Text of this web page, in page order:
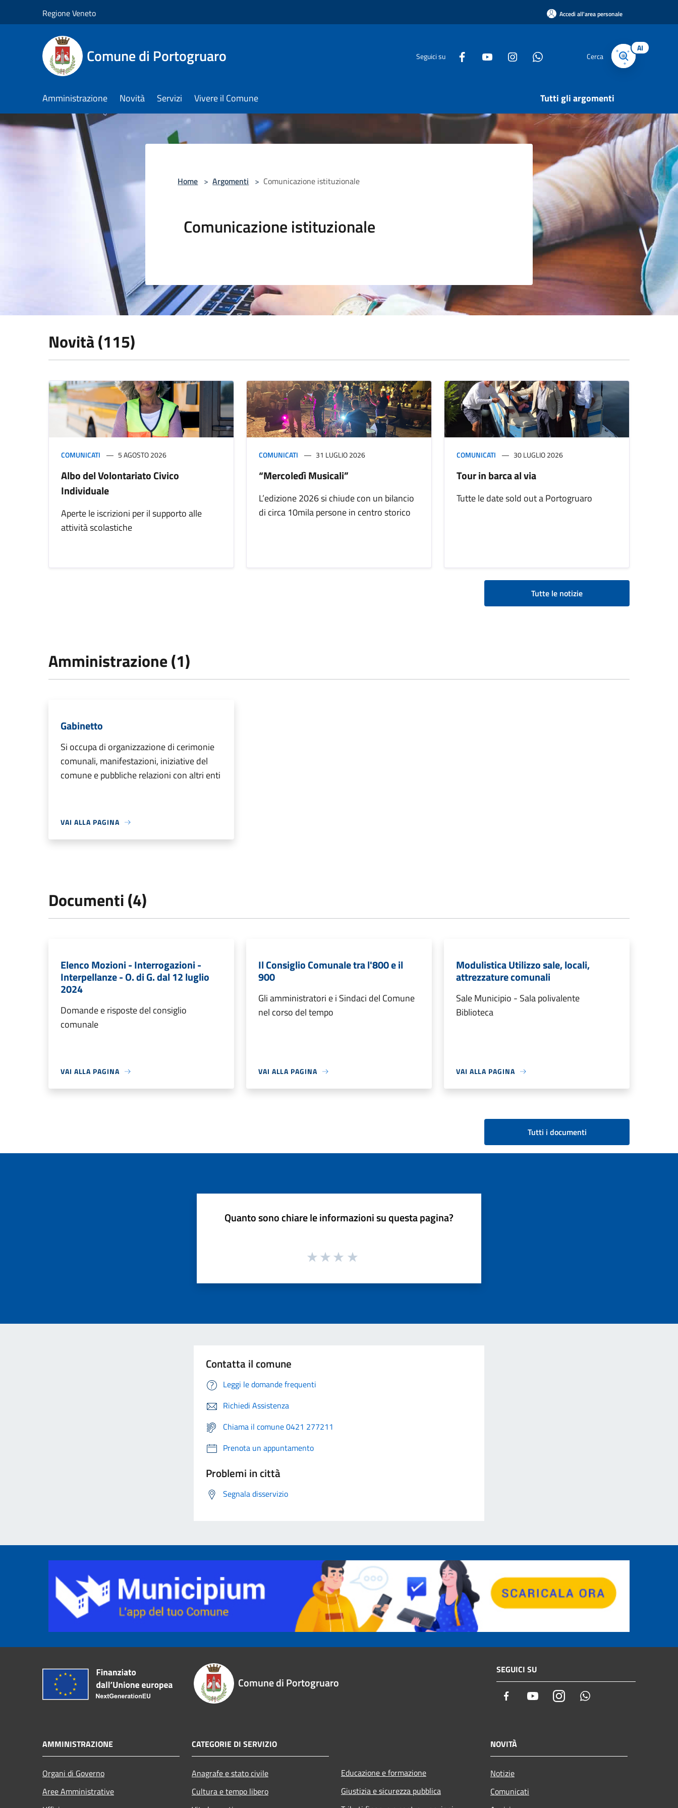
Regione Veneto Accedi all'area personale
Comune di Portogruaro Seguici su Cerca
AI
Amministrazione Novità Servizi Vivere il Comune Tutti gli argomenti
Home > Argomenti > Comunicazione istituzionale
Comunicazione istituzionale
Novità (115)
COMUNICATI 5 AGOSTO 2026
Albo del Volontariato Civico
Individuale
Aperte le iscrizioni per il supporto alle
attività scolastiche
COMUNICATI 31 LUGLIO 2026
“Mercoledì Musicali”
L’edizione 2026 si chiude con un bilancio
di circa 10mila persone in centro storico
COMUNICATI 30 LUGLIO 2026
Tour in barca al via
Tutte le date sold out a Portogruaro
Tutte le notizie
Amministrazione (1)
Gabinetto
Si occupa di organizzazione di cerimonie
comunali, manifestazioni, iniziative del
comune e pubbliche relazioni con altri enti
VAI ALLA PAGINA
Documenti (4)
Elenco Mozioni - Interrogazioni -
Interpellanze - O. di G. dal 12 luglio
2024
Domande e risposte del consiglio
comunale
VAI ALLA PAGINA
Il Consiglio Comunale tra l'800 e il
900
Gli amministratori e i Sindaci del Comune
nel corso del tempo
VAI ALLA PAGINA
Modulistica Utilizzo sale, locali,
attrezzature comunali
Sale Municipio - Sala polivalente
Biblioteca
VAI ALLA PAGINA
Tutti i documenti
Quanto sono chiare le informazioni su questa pagina?
Contatta il comune
Leggi le domande frequenti
Richiedi Assistenza
Chiama il comune 0421 277211
Prenota un appuntamento
Problemi in città
Segnala disservizio
Comune di Portogruaro
SEGUICI SU
Facebook YoutubeInstagram
AMMINISTRAZIONE
Organi di Governo
Aree Amministrative
CATEGORIE DI SERVIZIO
Anagrafe e stato civile
Cultura e tempo libero
Educazione e formazione
Giustizia e sicurezza pubblica
NOVITÀ
Notizie
Comunicati